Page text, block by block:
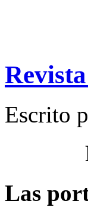
Escrito
Las